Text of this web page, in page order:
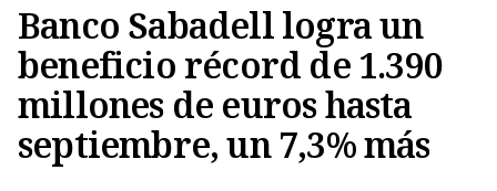
Banco Sabadell logra un
beneficio récord de 1.390
millones de euros hasta
septiembre, un 7,3% más